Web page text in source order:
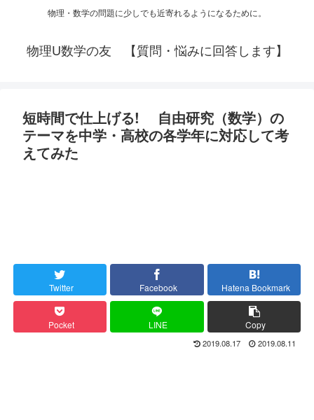
物理・数学の問題に少しでも近寄れるようになるために。
物理U数学の友 【質問・悩みに回答します】
短時間で仕上げる! 自由研究（数学）の
テーマを中学・高校の各学年に対応して考
えてみた
Twitter Facebook Hatena Bookmark
Pocket LINE Copy
2019.08.17 2019.08.11